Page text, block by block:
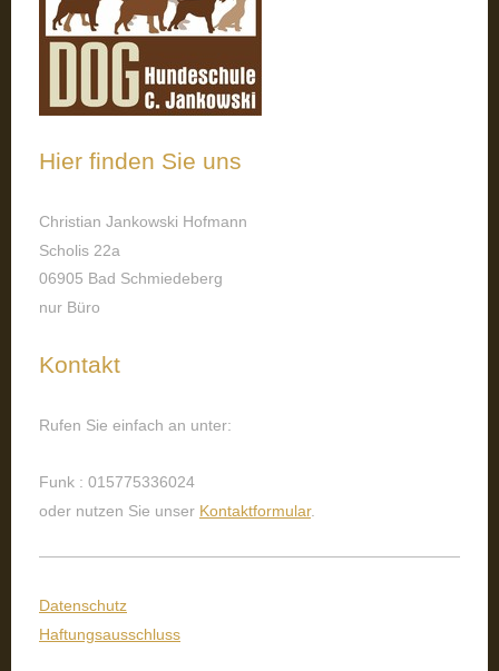
Hier finden Sie uns
Christian Jankowski Hofmann
Scholis 22a
06905 Bad Schmiedeberg
nur Büro
Kontakt
Rufen Sie einfach an unter:
Funk : 015775336024
oder nutzen Sie unser Kontaktformular.
Datenschutz
Haftungsausschluss